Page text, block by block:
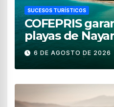
SUCESOS TURÍSTICOS
COFEPRIS
playas de
para uso
6 DE AGOSTO DE 2026